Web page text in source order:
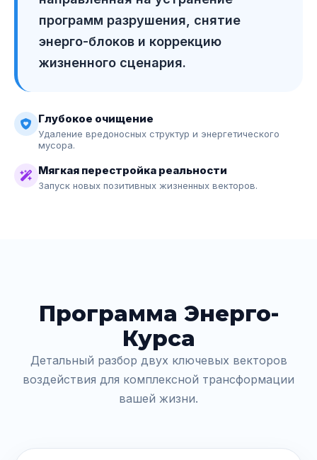
программ разрушения, снятие
энерго-блоков и коррекцию
жизненного сценария.
Глубокое очищение
Удаление вредоносных структур и энергетического
мусора.
Мягкая перестройка реальности
Запуск новых позитивных жизненных векторов.
Программа Энерго-
Курса
Детальный разбор двух ключевых векторов
воздействия для комплексной трансформации
вашей жизни.